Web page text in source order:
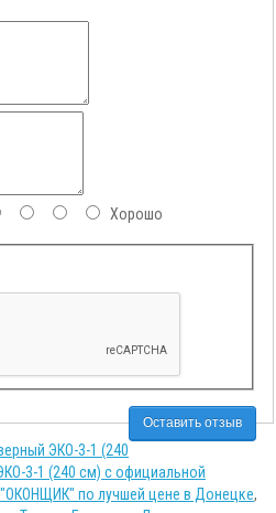
Хорошо
Оставить отзыв
ЭКО-3-1 (240
3-1 (240 cм) с официальной
по лучшей цене в Донецке,